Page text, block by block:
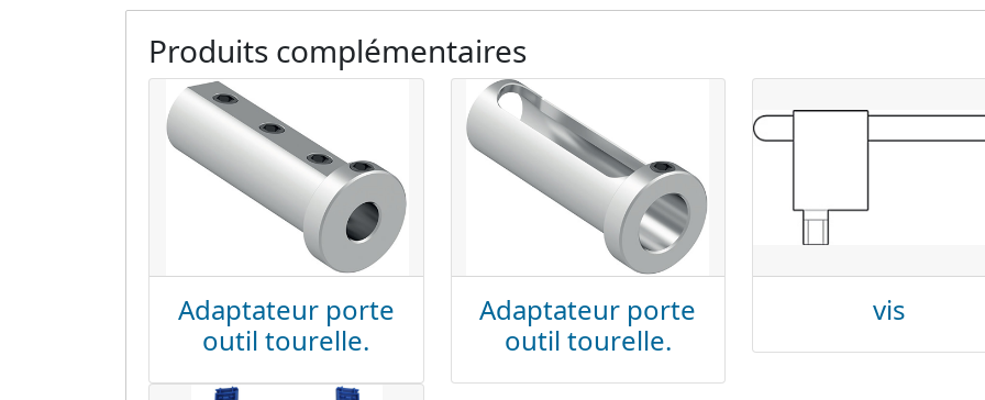
Produits complémentaires
Adaptateur porte
outil tourelle.
Adaptateur porte
outil tourelle.
vis